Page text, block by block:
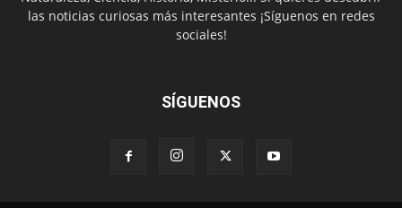
las noticias curiosas más interesantes ¡Síguenos en redes
sociales!
SÍGUENOS